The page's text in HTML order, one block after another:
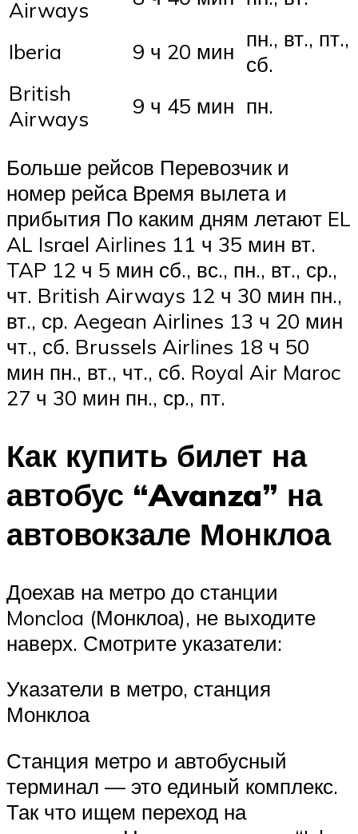
Airways
Iberia 9 ч 20 мин пн., вт., пт.,
сб.
British
Airways
9 ч 45 мин пн.
Больше рейсов Перевозчик и
номер рейса Время вылета и
прибытия По каким дням летают EL
AL Israel Airlines 11 ч 35 мин вт.
TAP 12 ч 5 мин сб., вс., пн., вт., ср.,
чт. British Airways 12 ч 30 мин пн.,
вт., ср. Aegean Airlines 13 ч 20 мин
чт., сб. Brussels Airlines 18 ч 50
мин пн., вт., чт., сб. Royal Air Maroc
27 ч 30 мин пн., ср., пт.
Как купить билет на
автобус “Avanza” на
автовокзале Монклоа
Доехав на метро до станции
Moncloa (Монклоа), не выходите
наверх. Смотрите указатели:
Указатели в метро, станция
Монклоа
Станция метро и автобусный
терминал — это единый комплекс.
Так что ищем переход на